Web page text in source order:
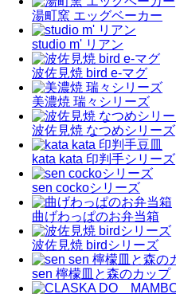
湯町窯 エッグベーカー
studio m' リアン
波佐見焼 bird e-マグ
美濃焼 瑞々シリーズ
波佐見焼 なつめシリーズ
kata kata 印判手シリーズ
sen cockoシリーズ
曲げわっぱのお弁当箱
波佐見焼 birdシリーズ
sen 檸檬皿と森のカップ